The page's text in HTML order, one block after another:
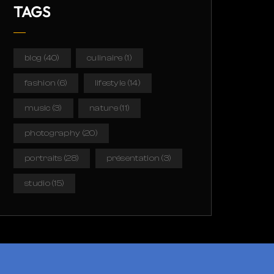
TAGS
blog (40) culinaire (1)
fashion (6) lifestyle (14)
music (3) nature(11)
photography (20)
portraits (28) présentation (3)
studio(15)